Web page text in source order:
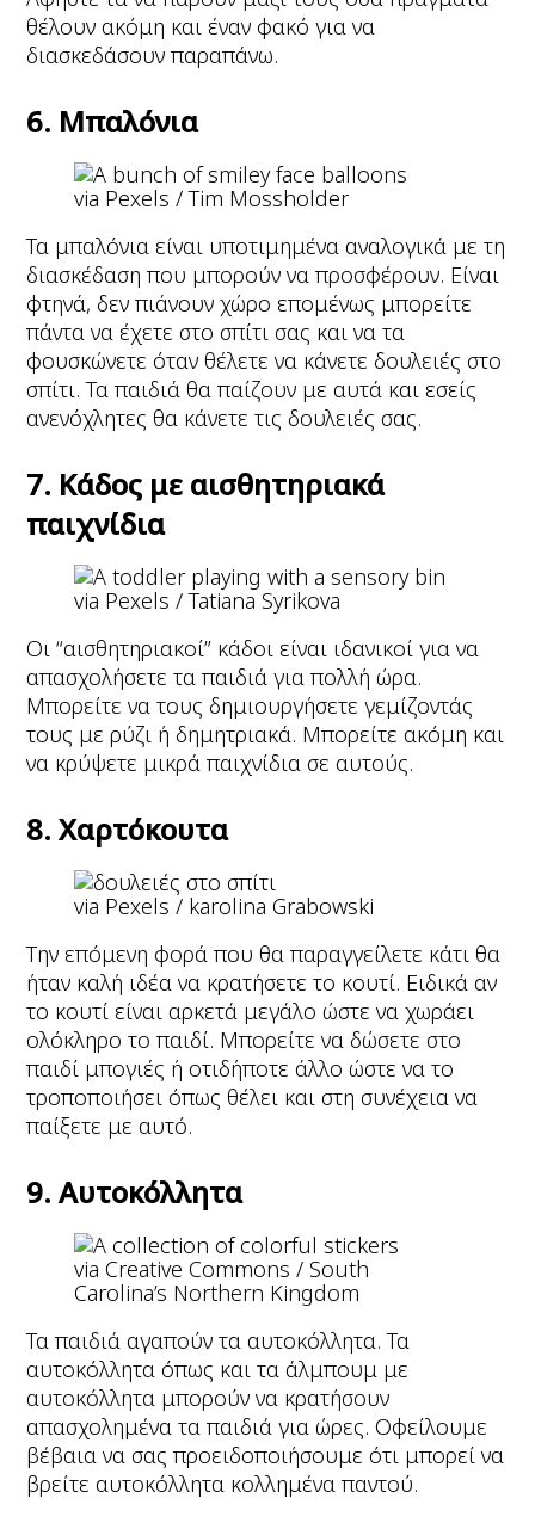
θέλουν ακόμη και έναν φακό για να
διασκεδάσουν παραπάνω.
6. Μπαλόνια
via Pexels / Tim Mossholder
Τα μπαλόνια είναι υποτιμημένα αναλογικά με τη
διασκέδαση που μπορούν να προσφέρουν. Είναι
φτηνά, δεν πιάνουν χώρο επομένως μπορείτε
πάντα να έχετε στο σπίτι σας και να τα
φουσκώνετε όταν θέλετε να κάνετε δουλειές στο
σπίτι. Τα παιδιά θα παίζουν με αυτά και εσείς
ανενόχλητες θα κάνετε τις δουλειές σας.
7. Κάδος με αισθητηριακά
παιχνίδια
via Pexels / Tatiana Syrikova
Οι “αισθητηριακοί” κάδοι είναι ιδανικοί για να
απασχολήσετε τα παιδιά για πολλή ώρα.
Μπορείτε να τους δημιουργήσετε γεμίζοντάς
τους με ρύζι ή δημητριακά. Μπορείτε ακόμη και
να κρύψετε μικρά παιχνίδια σε αυτούς.
8. Χαρτόκουτα
via Pexels / karolina Grabowski
Την επόμενη φορά που θα παραγγείλετε κάτι θα
ήταν καλή ιδέα να κρατήσετε το κουτί. Ειδικά αν
το κουτί είναι αρκετά μεγάλο ώστε να χωράει
ολόκληρο το παιδί. Μπορείτε να δώσετε στο
παιδί μπογιές ή οτιδήποτε άλλο ώστε να το
τροποποιήσει όπως θέλει και στη συνέχεια να
παίξετε με αυτό.
9. Αυτοκόλλητα
via Creative Commons / South
Carolina’s Northern Kingdom
Τα παιδιά αγαπούν τα αυτοκόλλητα. Τα
αυτοκόλλητα όπως και τα άλμπουμ με
αυτοκόλλητα μπορούν να κρατήσουν
απασχολημένα τα παιδιά για ώρες. Οφείλουμε
βέβαια να σας προειδοποιήσουμε ότι μπορεί να
βρείτε αυτοκόλλητα κολλημένα παντού.